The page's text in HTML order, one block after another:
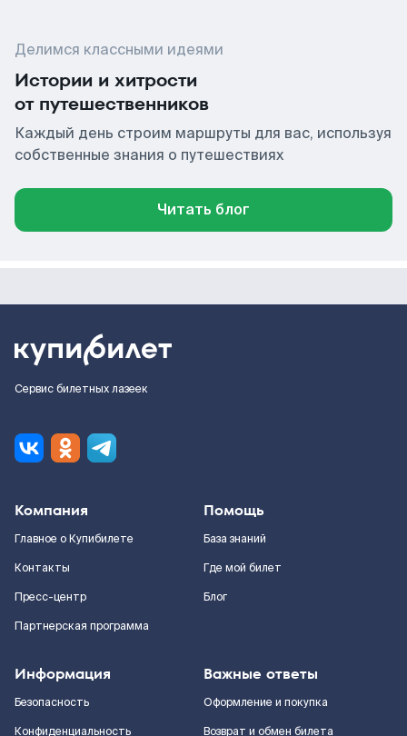
Делимся классными идеями
Истории и хитрости
от путешественников
Каждый день строим маршруты для вас, используя
собственные знания о путешествиях
Читать блог
Сервис билетных лазеек
Компания
Главное о Купибилете
Контакты
Пресс-центр
Партнерская программа
Помощь
База знаний
Где мой билет
Блог
Информация
Безопасность
Конфиденциальность
Важные ответы
Оформление и покупка
Возврат и обмен билета